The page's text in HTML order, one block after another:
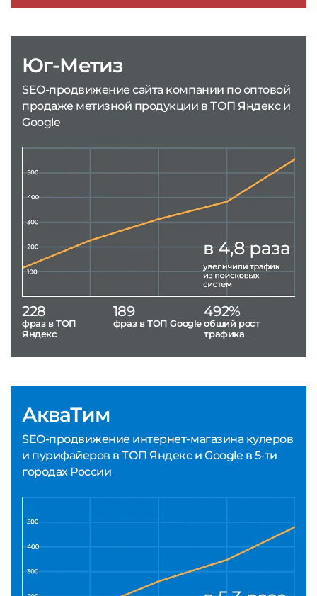
АкваТим
SEO-продвижение интернет-магазина кулеров
и пурифайеров в ТОП Яндекс и Google в 5-ти
городах России
Юг-Метиз
SEO-продвижение сайта компании по оптовой
продаже метизной продукции в ТОП Яндекс и
Google
228
фраз в ТОП
Яндекс
189
фраз в ТОП Google
492%
общий рост
трафика